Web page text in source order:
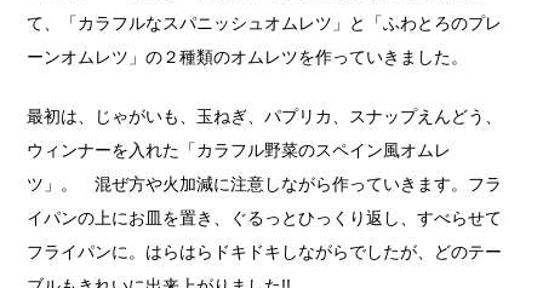
て、「カラフルなスパニッシュオムレツ」と「ふわとろのプレ
ーンオムレツ」の２種類のオムレツを作っていきました。
最初は、じゃがいも、玉ねぎ、パプリカ、スナップえんどう、
ウィンナーを入れた「カラフル野菜のスペイン風オムレ
ツ」。 混ぜ方や火加減に注意しながら作っていきます。フラ
イパンの上にお皿を置き、ぐるっとひっくり返し、すべらせて
フライパンに。はらはらドキドキしながらでしたが、どのテー